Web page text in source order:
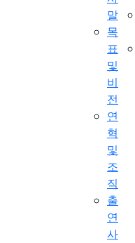
말
목
표
및
비
전
연
혁
및
조
직
출
연
사